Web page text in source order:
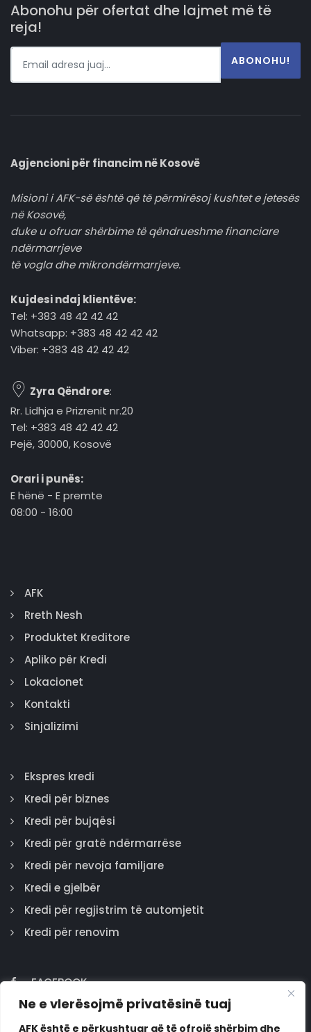
Ne e vlerësojmë privatësinë tuaj
AFK është e përkushtuar që të ofrojë shërbim dhe
Abonohu për ofertat dhe lajmet më të
reja!
ABONOHU!
Agjencioni për financim në Kosovë
Misioni i AFK-së është që të përmirësoj kushtet e jetesës
në Kosovë,
duke u ofruar shërbime të qëndrueshme financiare
ndërmarrjeve
të vogla dhe mikrondërmarrjeve.
Kujdesi ndaj klientëve:
Tel: +383 48 42 42 42
Whatsapp: +383 48 42 42 42
Viber: +383 48 42 42 42
Zyra Qëndrore:
Rr. Lidhja e Prizrenit nr.20
Tel: +383 48 42 42 42
Pejë, 30000, Kosovë
Orari i punës:
E hënë - E premte
08:00 - 16:00
AFK
Rreth Nesh
Produktet Kreditore
Apliko për Kredi
Lokacionet
Kontakti
Sinjalizimi
Ekspres kredi
Kredi për biznes
Kredi për bujqësi
Kredi për gratë ndërmarrëse
Kredi për nevoja familjare
Kredi e gjelbër
Kredi për regjistrim të automjetit
Kredi për renovim
FACEBOOK
GOOGLE
INSTAGRAM